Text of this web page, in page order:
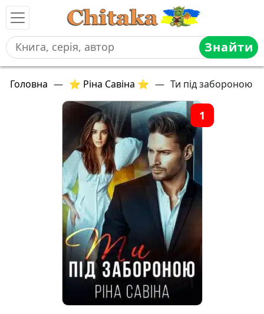
Знайти
Головна — ⭐ Ріна Савіна ⭐ — Ти під забороною
1